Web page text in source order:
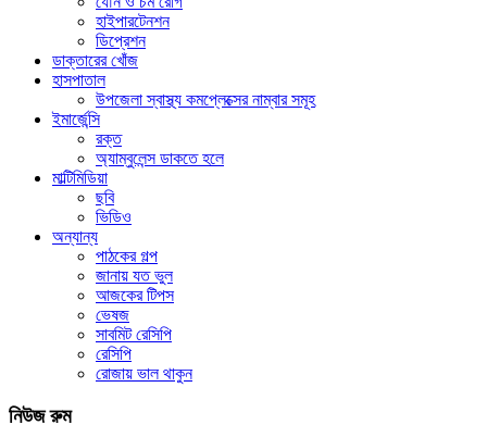
হাইপারটেনশন
ডিপ্রেশন
ডাক্তারের খোঁজ
হাসপাতাল
উপজেলা স্বাস্থ্য কমপ্লেক্সের নাম্বার সমূহ
ইমার্জেন্সি
রক্ত
অ্যাম্বুলেন্স ডাকতে হলে
মাল্টিমিডিয়া
ছবি
ভিডিও
অন্যান্য
পাঠকের গল্প
জানায় যত ভুল
আজকের টিপস
ভেষজ
সাবমিট রেসিপি
রেসিপি
রোজায় ভাল থাকুন
নিউজ রুম